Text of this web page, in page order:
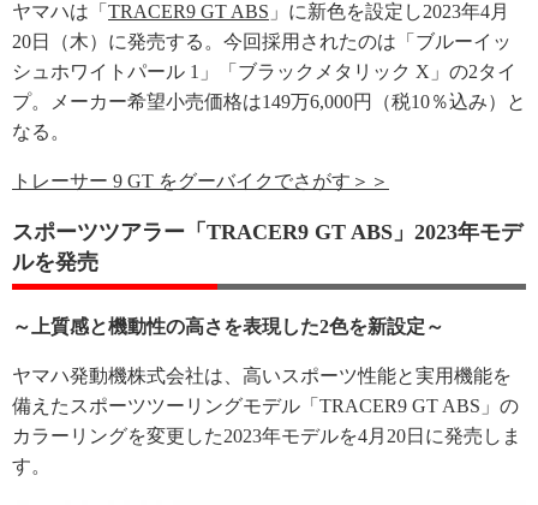
ヤマハは「 TRACER9 GT ABS 」に新色を設定し2023年4月
20日（木）に発売する。今回採用されたのは「ブルーイッ
シュホワイトパール 1」「ブラックメタリック X」の2タイ
プ。メーカー希望小売価格は149万6,000円（税10％込み）と
なる。
トレーサー 9 GT をグーバイクでさがす＞＞
スポーツツアラー「TRACER9 GT ABS」2023年モデ
ルを発売
～上質感と機動性の高さを表現した2色を新設定～
ヤマハ発動機株式会社は、高いスポーツ性能と実用機能を
備えたスポーツツーリングモデル「TRACER9 GT ABS」の
カラーリングを変更した2023年モデルを4月20日に発売しま
す。